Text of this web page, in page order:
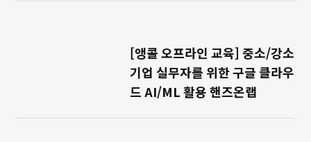
[앵콜 오프라인 교육] 중소/강소
기업 실무자를 위한 구글 클라우
드 AI/ML 활용 핸즈온랩